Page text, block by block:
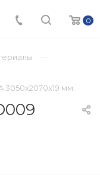
0
3050х2070х19 мм.